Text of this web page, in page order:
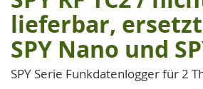
Anfang
der
Bildgalerie
springen
lieferbar,
SPY Nano und
SPY Serie Funkdatenlogger für 2